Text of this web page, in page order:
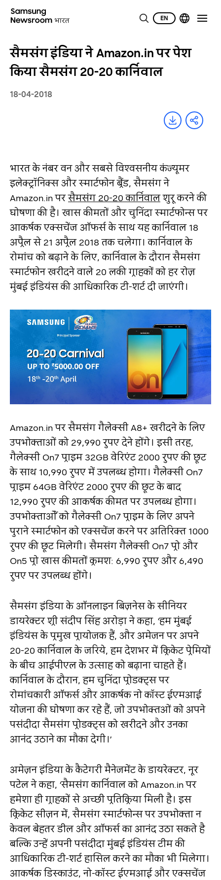
EN
सैमसंग इंडिया ने Amazon.in पर पेश
किया सैमसंग 20-20 कार्निवाल
18-04-2018
भारत के नंबर वन और सबसे विश्‍वसनीय कंज्‍यूमर
इलेक्‍ट्रॉनिक्‍स और स्‍मार्टफोन ब्रैंड, सैमसंग ने
Amazon.in परसैमसंग 20-20 कार्निवालशुरू करने की
घोषणा की है। खास कीमतों और चुनिंदा स्‍मार्टफोन्स पर
आकर्षक एक्‍सचेंज ऑफर्स के साथ यह कार्निवाल 18
अप्रैल से 21 अप्रैल 2018 तक चलेगा। कार्निवाल के
रोमांच को बढ़ाने के लिए, कार्निवाल के दौरान सैमसंग
स्‍मार्टफोन खरीदने वाले 20 लकी ग्राहकों को हर रोज़
मुंबई इंडियंस की आधिकारिक टी-शर्ट दी जाएंगी।
Amazon.in पर सैमसंग गैलेक्‍सी A8+ खरीदने के लिए
उपभोक्ताओं को 29,990 रुपए देने होंगे। इसी तरह,
गैलेक्‍सी On7 प्राइम 32GB वेरिएंट 2000 रुपए की छूट
के साथ 10,990 रुपए में उपलब्‍ध होगा। गैलेक्‍सी On7
प्राइम 64GB वेरिएंट 2000 रुपए की छूट के बाद
12,990 रुपए की आकर्षक कीमत पर उपलब्‍ध होगा।
उपभोक्‍ताओें को गैलेक्‍सी On7 प्राइम के लिए अपने
पुराने स्‍मार्टफोन को एक्‍सचेंज करने पर अतिरिक्‍त 1000
रुपए की छूट मिलेगी। सैमसंग गैलेक्‍सी On7 प्रो और
On5 प्रो खास कीमतों क्रमश: 6,990 रुपए और 6,490
रुपए पर उपलब्‍ध होंगे।
सैमसंग इंडिया के ऑनलाइन बिज़नेस के सीनियर
डायरेक्टर श्री संदीप सिंह अरोड़ा ने कहा, ‘हम मुंबई
इंडियंस के प्रमुख प्रायोजक हैं, और अमेजन पर अपने
20-20 कार्निवाल के जरिये, हम देशभर में क्रिकेट प्रेमियों
के बीच आईपीएल के उत्‍साह को बढ़ाना चाहते हैं।
कार्निवाल के दौरान, हम चुनिंदा प्रोडक्ट्स पर
रोमांचकारी ऑफर्स और आकर्षक नो कॉस्‍ट ईएमआई
योजना की घोषणा कर रहे हैं, जो उपभोक्‍तओं को अपने
पसंदीदा सैमसंग प्रोडक्ट्स को खरीदने और उनका
आनंद उठाने का मौका देगी।’
अमेज़न इंडिया के कैटेगरी मैनेजमेंट के डायरेक्‍टर, नूर
पटेल ने कहा, ‘सैमसंग कार्निवाल को Amazon.in पर
हमेशा ही ग्राहकों से अच्‍छी प्रतिक्रिया मिली है। इस
क्रिकेट सीज़न में, सैमसंग स्‍मार्टफोन्स पर उपभोक्ता न
केवल बेहतर डील और ऑफर्स का आनंद उठा सकते है
बल्कि उन्हें अपनी पसंदीदा मुंबई इंडियंस टीम की
आधिकारिक टी-शर्ट हासिल करने का मौका भी मिलेगा।
आकर्षक डिस्काउंट, नो-कॉस्‍ट ईएमआई और एक्‍सचेंज